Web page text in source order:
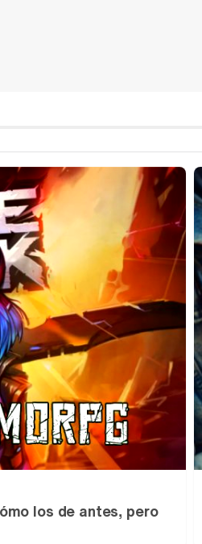
los de antes, pero